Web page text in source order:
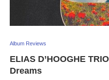
Album Reviews
ELIAS D’HOOGHE
Dreams